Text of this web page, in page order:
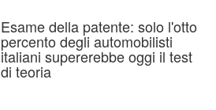
Esame della patente: solo l'otto
percento degli automobilisti
italiani supererebbe oggi il test
di teoria